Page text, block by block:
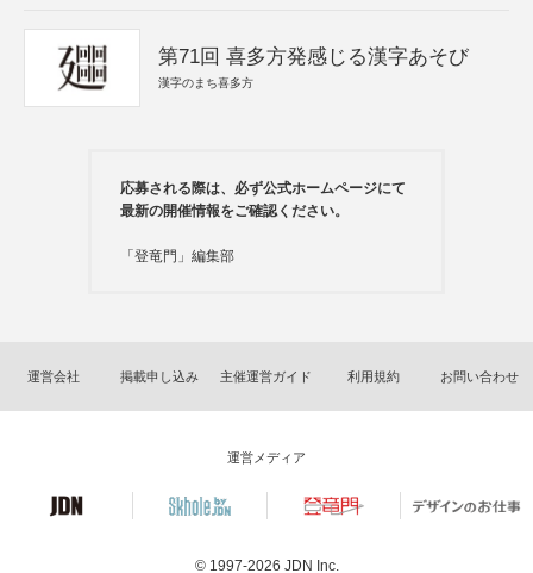
第71回 喜多方発感じる漢字あそび
漢字のまち喜多方
応募される際は、必ず公式ホームページにて
最新の開催情報をご確認ください。
「登竜門」編集部
運営会社 掲載申し込み 主催運営ガイド 利用規約 お問い合わせ
運営メディア
© 1997-2026 JDN Inc.